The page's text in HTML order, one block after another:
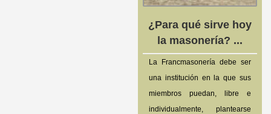
¿Para qué sirve hoy
la masonería? ...
La Francmasonería debe ser
una institución en la que sus
miembros puedan, libre e
individualmente, plantearse